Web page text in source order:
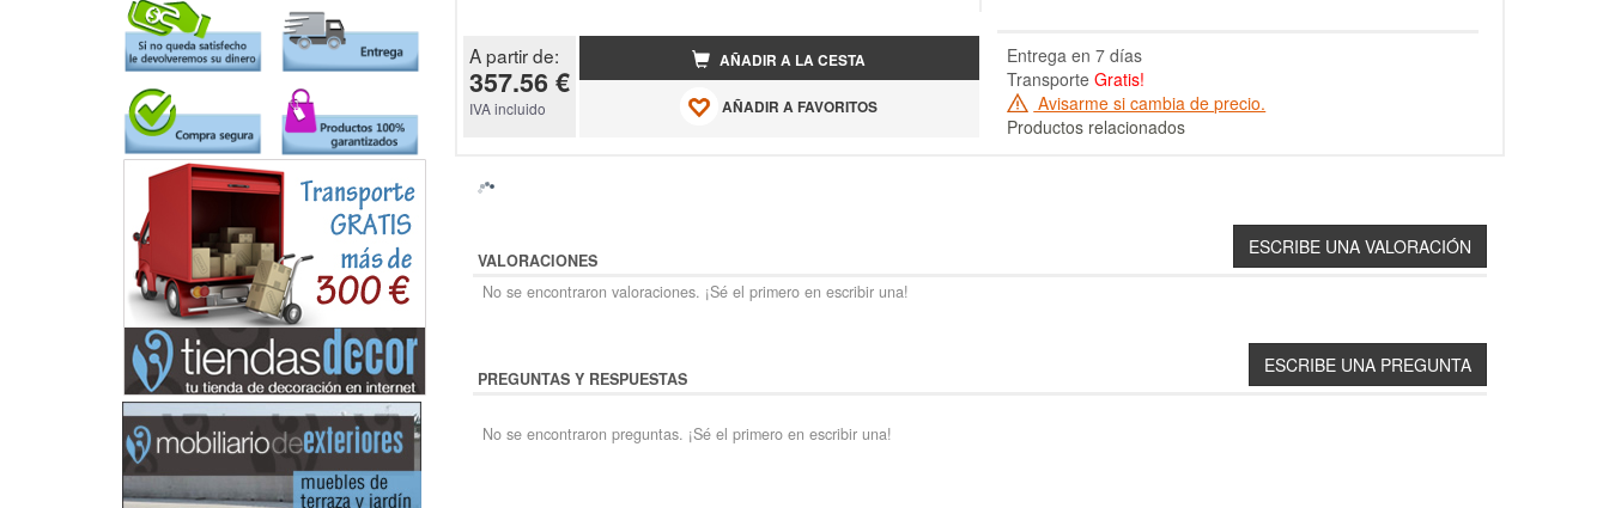
A partir de:
357.56 €
IVA incluido
AÑADIR A LA CESTA
AÑADIR A FAVORITOS
Entrega en 7 días
TransporteGratis!
Avisarme si cambia de precio.
Productos relacionados
VALORACIONES
No se encontraron valoraciones. ¡Sé el primero en escribir una!
PREGUNTAS Y RESPUESTAS
No se encontraron preguntas. ¡Sé el primero en escribir una!